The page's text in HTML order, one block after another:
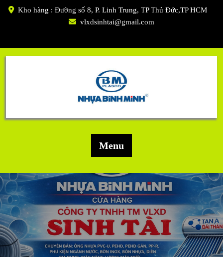
Skip
Kho hàng : Đường số 8, P. Linh Trung, TP Thủ Đức,TP HCM
vlxdsinhtai@gmail.com
Menu